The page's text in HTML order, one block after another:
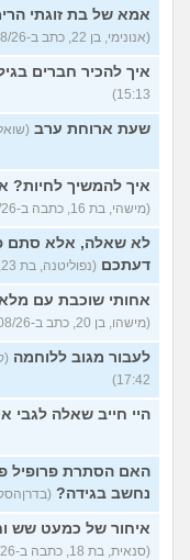
אני מרגישה ממש
עוד
אמא של בת זוגתי
(אנונימי, בן 22, כתב ב-05/08/26 15:22)
איך להכיר חברים
15:13)
שעת ארוחת ערב (שואלת, בת 19,
איך להמשיך
(מישהי, בת 16, כתבה ב-04/08/26 13:05)
לא שאלה, אלא סתם
דעתכם (נפוליטנה, בת 23, כתבה ב-03/08/26 18:04)
אחותי שוכבת עם מלא
(מישהו, בן 20, כתב ב-03/08/26 17:53)
לעבור מגוב ללוחמה
17:42)
היי חייב שאלה לגבי
האם הסתרת פרופיל
נחשב בגידה? (בדרןהסקרן, בן 33, כתב
איחור של כמעט שש
(סנאית, בת 18, כתבה ב-03/08/26 17:13)